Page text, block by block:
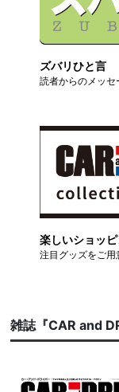
ズバリひと言
読者からのメッセ
楽しいショッ
注目グッズをご用
雑誌『CAR and